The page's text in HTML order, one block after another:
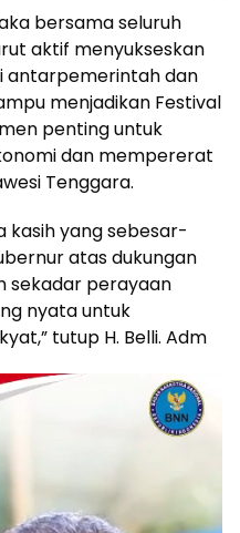
bersama seluruh
aktif menyukseskan
antarpemerintah dan
menjadikan Festival
penting untuk
dan mempererat
Tenggara.
kasih yang sebesar-
atas dukungan
sekadar perayaan
nyata untuk
tutup H. Belli. Adm